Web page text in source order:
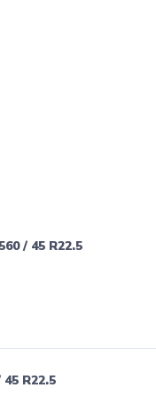
/ 45 R22.5
45 R22.5